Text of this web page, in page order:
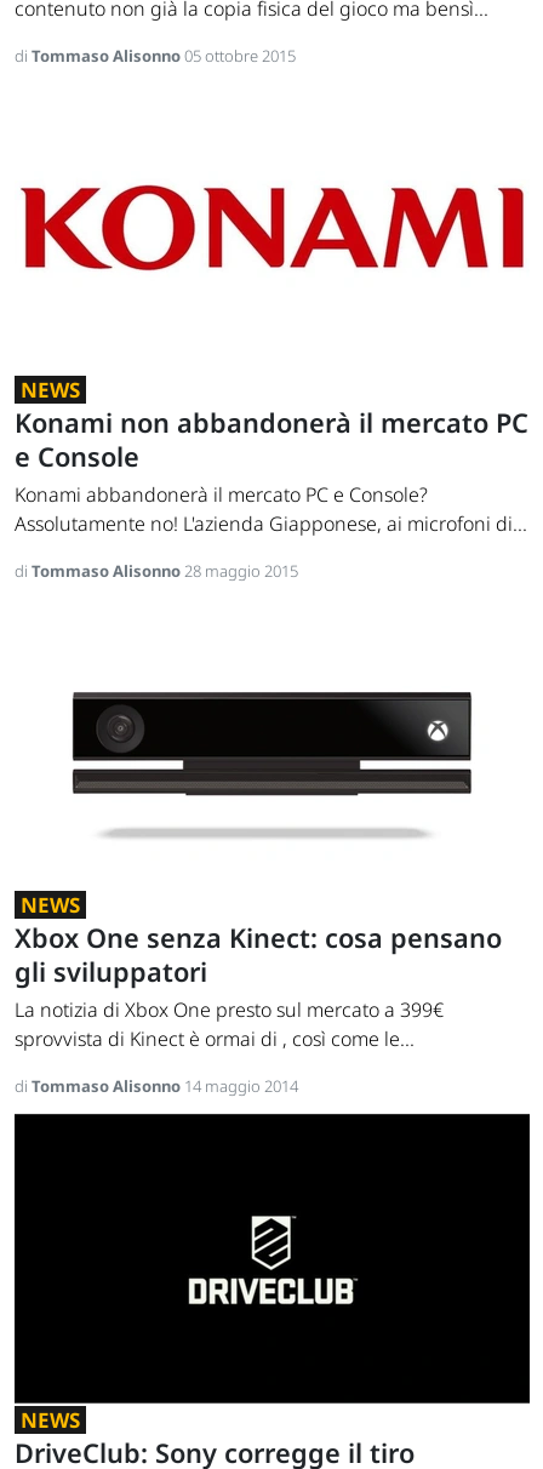
contenuto non già la copia fisica del gioco ma bensì...
di Tommaso Alisonno05 ottobre 2015
NEWS
Konami non abbandonerà il mercato PC
e Console
Konami abbandonerà il mercato PC e Console?
Assolutamente no! L'azienda Giapponese, ai microfoni di...
di Tommaso Alisonno28 maggio 2015
NEWS
Xbox One senza Kinect: cosa pensano
gli sviluppatori
La notizia di Xbox One presto sul mercato a 399€
sprovvista di Kinect è ormai di , così come le...
di Tommaso Alisonno 14 maggio 2014
NEWS
DriveClub: Sony corregge il tiro